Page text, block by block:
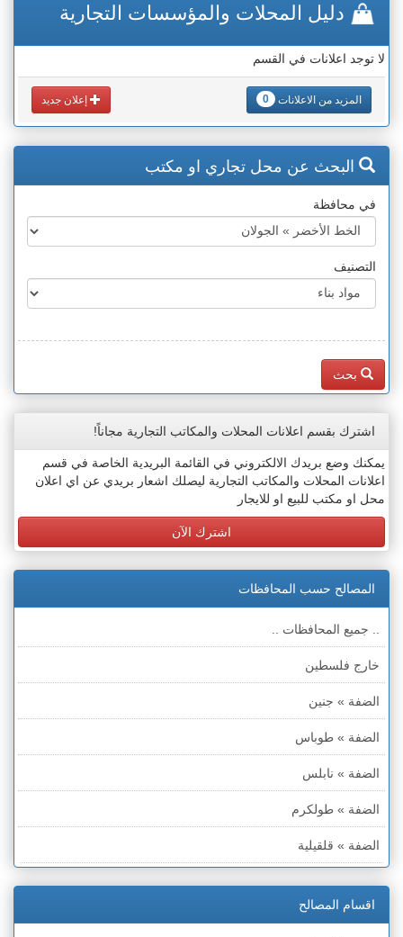
دليل المحلات والمؤسسات التجارية
لا توجد اعلانات في القسم
المزيد من الاعلانات 0 إعلان جديد
البحث عن محل تجاري او مكتب
في محافظة
التصنيف
بحث
اشترك بقسم اعلانات المحلات والمكاتب التجارية مجاناً!
يمكنك وضع بريدك الالكتروني في القائمة البريدية الخاصة في قسم
اعلانات المحلات والمكاتب التجارية ليصلك اشعار بريدي عن اي اعلان
محل او مكتب للبيع او للايجار
اشترك الآن
المصالح حسب المحافظات
.. جميع المحافظات ..
خارج فلسطين
الضفة » جنين
الضفة » طوباس
الضفة » نابلس
الضفة » طولكرم
الضفة » قلقيلية
الضفة » رام الله والبيره
اقسام المصالح